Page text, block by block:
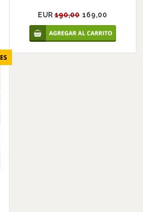
EUR190,00 169,00